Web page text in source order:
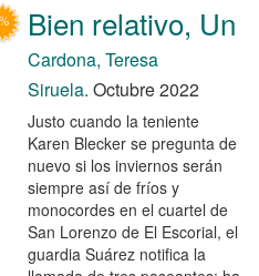
Bien relativo, Un
Cardona, Teresa
Siruela. Octubre 2022
Justo cuando la teniente
Karen Blecker se pregunta de
nuevo si los inviernos serán
siempre así de fríos y
monocordes en el cuartel de
San Lorenzo de El Escorial, el
guardia Suárez notifica la